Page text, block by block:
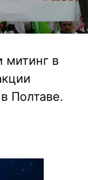
митинг в
Полтаве.